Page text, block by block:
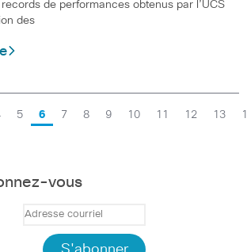
de performances obtenus par l’UCS
des
5 6 7 8 9 10 11 12 13
vous